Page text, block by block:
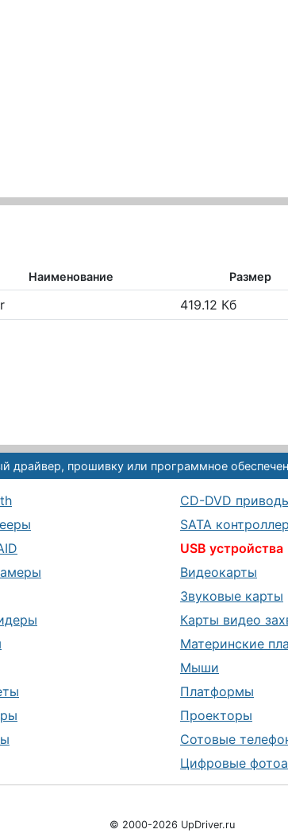
Наименование Размер
419.12 Кб
драйвер, прошивку или программное
CD-DVD
SATA
USB устройства
Видеокарты
Звуковые карты
Карты видео
Материнские
Мыши
Платформы
Проекторы
Сотовые
Цифровые
© 2000-2026 UpDriver.ru